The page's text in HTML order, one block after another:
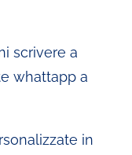
scrivere a
whattapp a
in